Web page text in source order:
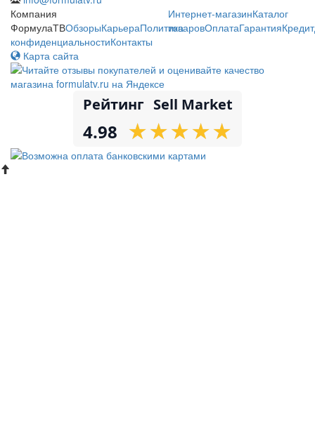
Компания
ФормулаТВОбзорыКарьераПолитика
конфиденциальностиКонтакты
Интернет-магазинКаталог
товаровОплатаГарантияКредит
Карта сайта
Рейтинг Sell Market
4.98 ★
★★
★★
★★
★★
★